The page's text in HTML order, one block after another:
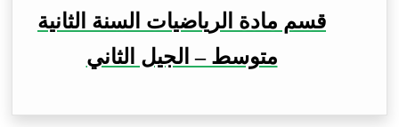
قسم مادة الرياضيات السنة الثانية
متوسط – الجيل الثاني